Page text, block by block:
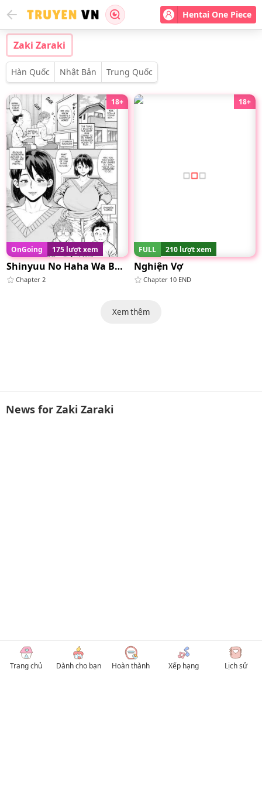
Hentai One Piece
Trang chủ Dành cho bạn Hoàn thành Xếp hạng Lịch sử
Zaki Zaraki
Hàn Quốc Nhật Bản Trung Quốc
18+
OnGoing 175 lượt xem
Shinyuu No Haha Wa Boku No Iinari
Chapter 2
18+
FULL 210 lượt xem
Nghiện Vợ
Chapter 10 END
Xem thêm
News for Zaki Zaraki